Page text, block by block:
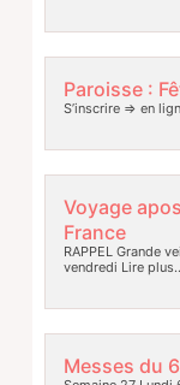
Paroisse :
S’inscrire => en
Voyage
France
RAPPEL Grande
vendredi Lire
Messes du